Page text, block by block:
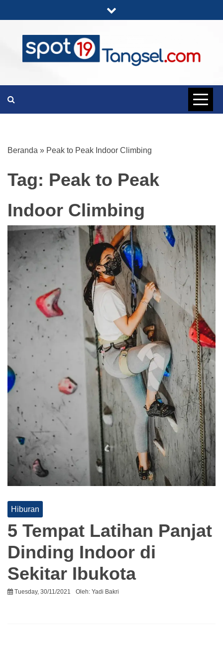
to
content
SPOT19
Beranda » Peak to Peak Indoor Climbing
Tag: Peak to Peak
Indoor Climbing
Hiburan
5 Tempat Latihan Panjat
Dinding Indoor di
Sekitar Ibukota
Tuesday, 30/11/2021 Oleh: Yadi Bakri